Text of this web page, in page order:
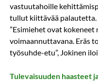
vastuutahoille
tullut kiittävää palautetta.
”Esimiehet ovat kokeneet
voimaannuttavana. Eräs
työsuhde-etu”, Jokinen
Tulevaisuuden haasteet